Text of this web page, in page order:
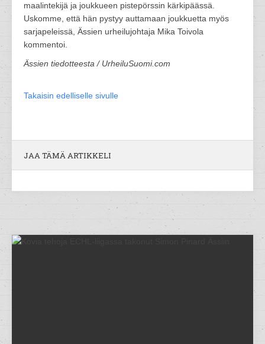
maalintekijä ja joukkueen pistepörssin kärkipäässä.
Uskomme, että hän pystyy auttamaan joukkuetta myös
sarjapeleissä, Ässien urheilujohtaja Mika Toivola
kommentoi.
Ässien tiedotteesta / UrheiluSuomi.com
Takaisin edelliselle sivulle
JAA TÄMÄ ARTIKKELI